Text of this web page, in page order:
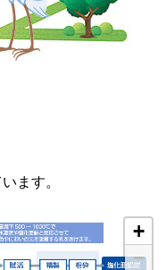
ます。
+
−